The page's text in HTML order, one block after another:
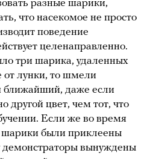
разные шарики,
что насекомое не просто
поведение
целенаправленно.
три шарика, удаленных
от лунки, то шмели
ближайший, даже если
другой цвет, чем тот, что
Если же во время
шарики были приклеены
демонстраторы вынуждены